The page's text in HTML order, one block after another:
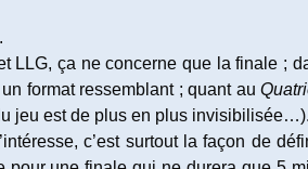
ça ne concerne que la finale ;
format ressemblant ; quant au
jeu est de plus en plus invisibilisée…).
c’est surtout la façon de